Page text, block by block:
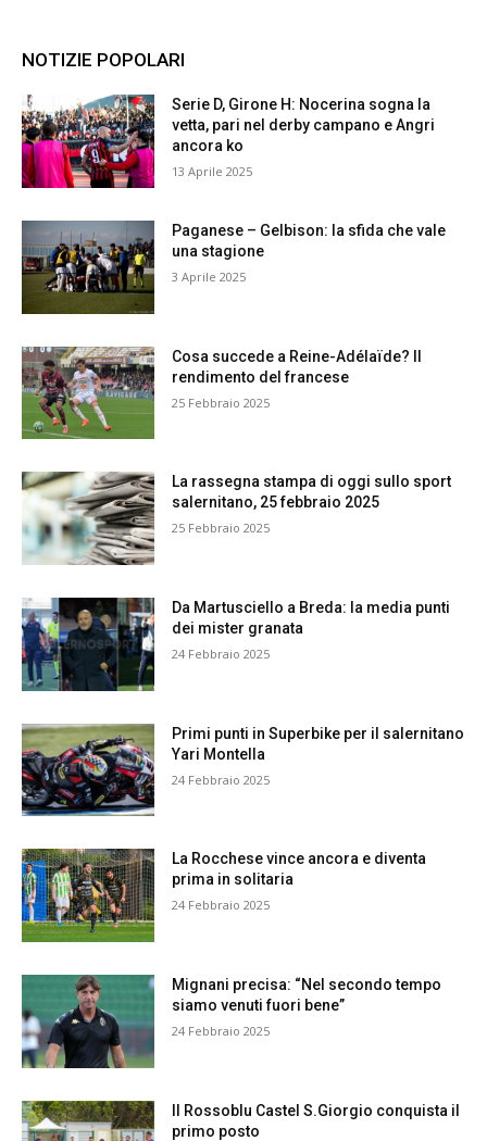
NOTIZIE POPOLARI
Serie D, Girone H: Nocerina sogna la
vetta, pari nel derby campano e Angri
ancora ko
13 Aprile 2025
Paganese – Gelbison: la sfida che vale
una stagione
3 Aprile 2025
Cosa succede a Reine-Adélaïde? Il
rendimento del francese
25 Febbraio 2025
La rassegna stampa di oggi sullo sport
salernitano, 25 febbraio 2025
25 Febbraio 2025
Da Martusciello a Breda: la media punti
dei mister granata
24 Febbraio 2025
Primi punti in Superbike per il salernitano
Yari Montella
24 Febbraio 2025
La Rocchese vince ancora e diventa
prima in solitaria
24 Febbraio 2025
Mignani precisa: “Nel secondo tempo
siamo venuti fuori bene”
24 Febbraio 2025
Il Rossoblu Castel S.Giorgio conquista il
primo posto